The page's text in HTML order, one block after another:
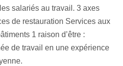
salariés au travail. 3 axes
de restauration Services aux
1 raison d’être :
de travail en une expérience